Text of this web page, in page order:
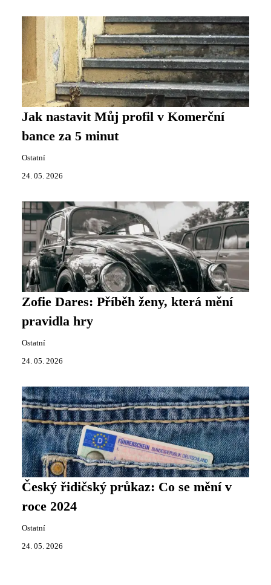
Jak nastavit Můj profil v Komerční
bance za 5 minut
Ostatní
24. 05. 2026
Zofie Dares: Příběh ženy, která mění
pravidla hry
Ostatní
24. 05. 2026
Český řidičský průkaz: Co se mění v
roce 2024
Ostatní
24. 05. 2026